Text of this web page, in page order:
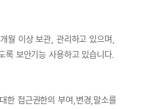
월 이상 보관, 관리하고 있으며,
록 보안기능 사용하고 있습니다.
한 접근권한의 부여,변경,말소를